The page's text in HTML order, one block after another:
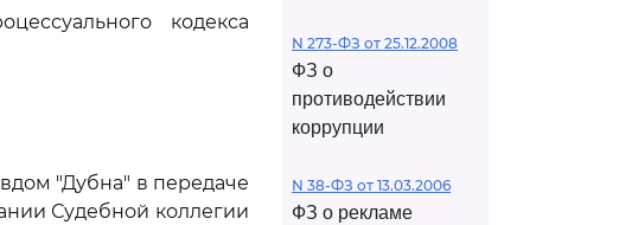
кодекса
"Дубна" в передаче
Судебной коллегии
N 273-ФЗ от 25.12.2008
ФЗ о
противодействии
коррупции
N 38-ФЗ от 13.03.2006
ФЗ о рекламе